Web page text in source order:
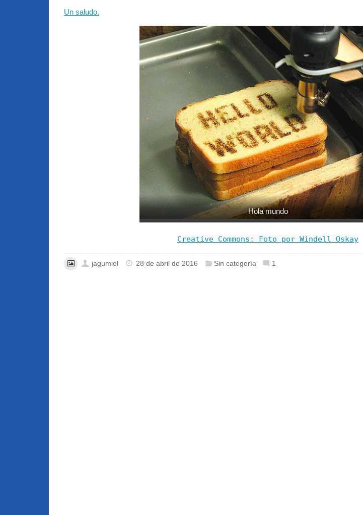
Un saludo.
Hola mundo
Creative Commons: Foto por Windell Oskay
jagumiel 28 de abril de 2016 Sin categoría 1